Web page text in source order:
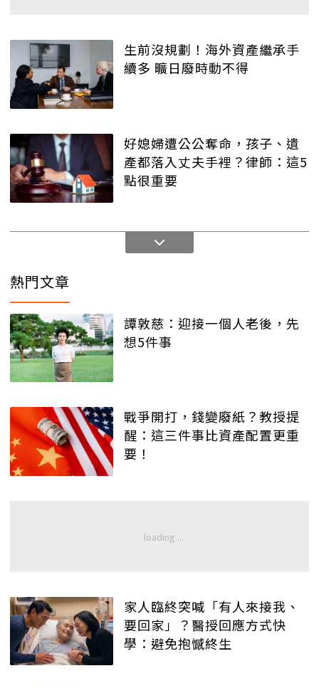
生前沒規劃！海外資產繼承手
續多 曠日廢時動不得
好媳婦遭公公奪命，孩子、遺
產都落入丈夫手裡？律師：這5
點很重要
熱門文章
譚敦慈：迎接一個人老後，先
想5件事
戰爭開打，錢變廢紙？教授提
醒：這三件事比資產配置更重
要！
家人臨終突喊「有人來接我、
要回家」？醫授回應方式快
學：避免抱憾終生